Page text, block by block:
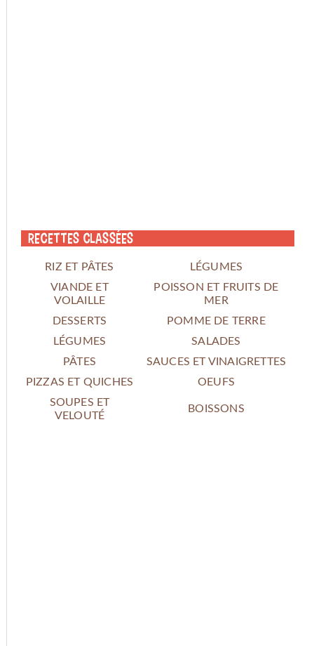
Recettes classées
RIZ ET PÂTES
LÉGUMES
VIANDE ET
VOLAILLE
POISSON ET FRUITS DE
MER
DESSERTS
POMME DE TERRE
LÉGUMES
SALADES
PÂTES
SAUCES ET VINAIGRETTES
PIZZAS ET QUICHES
OEUFS
SOUPES ET
VELOUTÉ
BOISSONS